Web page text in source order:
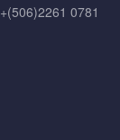
+(506)2261 0781